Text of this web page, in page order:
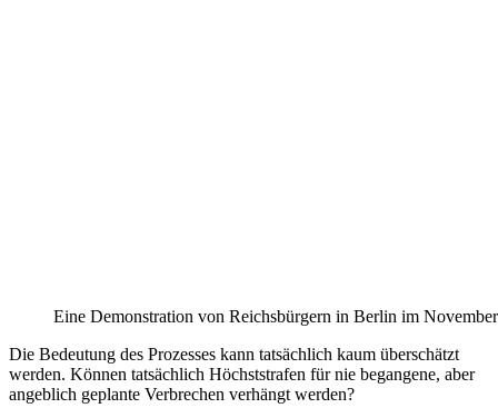
Eine Demonstration von Reichsbürgern in Berlin im
Die Bedeutung des Prozesses kann tatsächlich kaum überschätzt
werden. Können tatsächlich Höchststrafen für nie begangene, aber
angeblich geplante Verbrechen verhängt werden?